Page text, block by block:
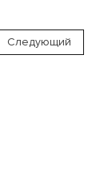
Следующий